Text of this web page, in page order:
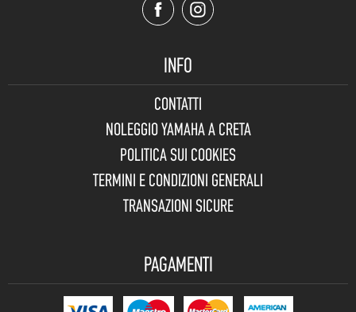
INFO
CONTATTI
NOLEGGIO YAMAHA A CRETA
POLITICA SUI COOKIES
TERMINI E CONDIZIONI GENERALI
TRANSAZIONI SICURE
PAGAMENTI